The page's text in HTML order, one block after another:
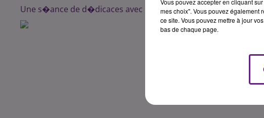
Une s�ance de d�dicaces avec le groupe professionnel est
Vous pouvez accepter en cliquant
mes choix". Vous pouvez également
ce site. Vous pouvez mettre à jour
bas de chaque page.